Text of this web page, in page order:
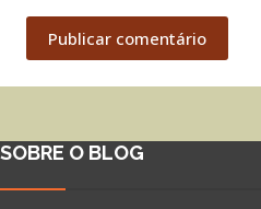
Publicar comentário
SOBRE O BLOG